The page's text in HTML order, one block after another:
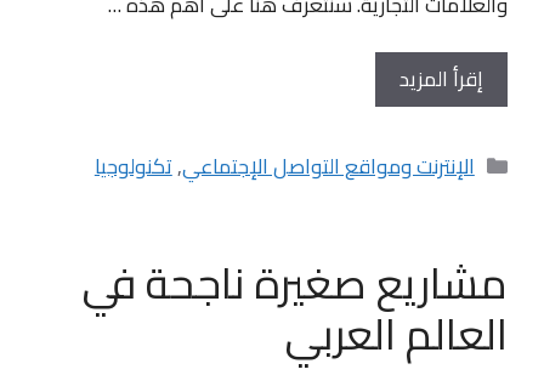
إقرأ المزيد
التصنيفات
الإنترنت ومواقع التواصل الإجتماعي,تكنولوجيا
مشاريع صغيرة ناجحة في
العالم العربي